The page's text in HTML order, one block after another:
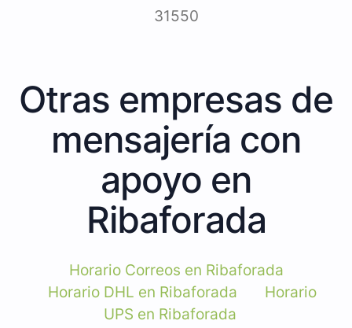
31550
Otras empresas de
mensajería con
apoyo en
Ribaforada
Horario Correos en Ribaforada
Horario DHL en Ribaforada
Horario
UPS en Ribaforada